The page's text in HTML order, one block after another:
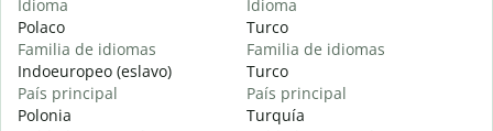
Idioma
Polaco
Familia de idiomas
Indoeuropeo (eslavo)
País principal
Polonia
Idioma
Turco
Familia de idiomas
Turco
País principal
Turquía